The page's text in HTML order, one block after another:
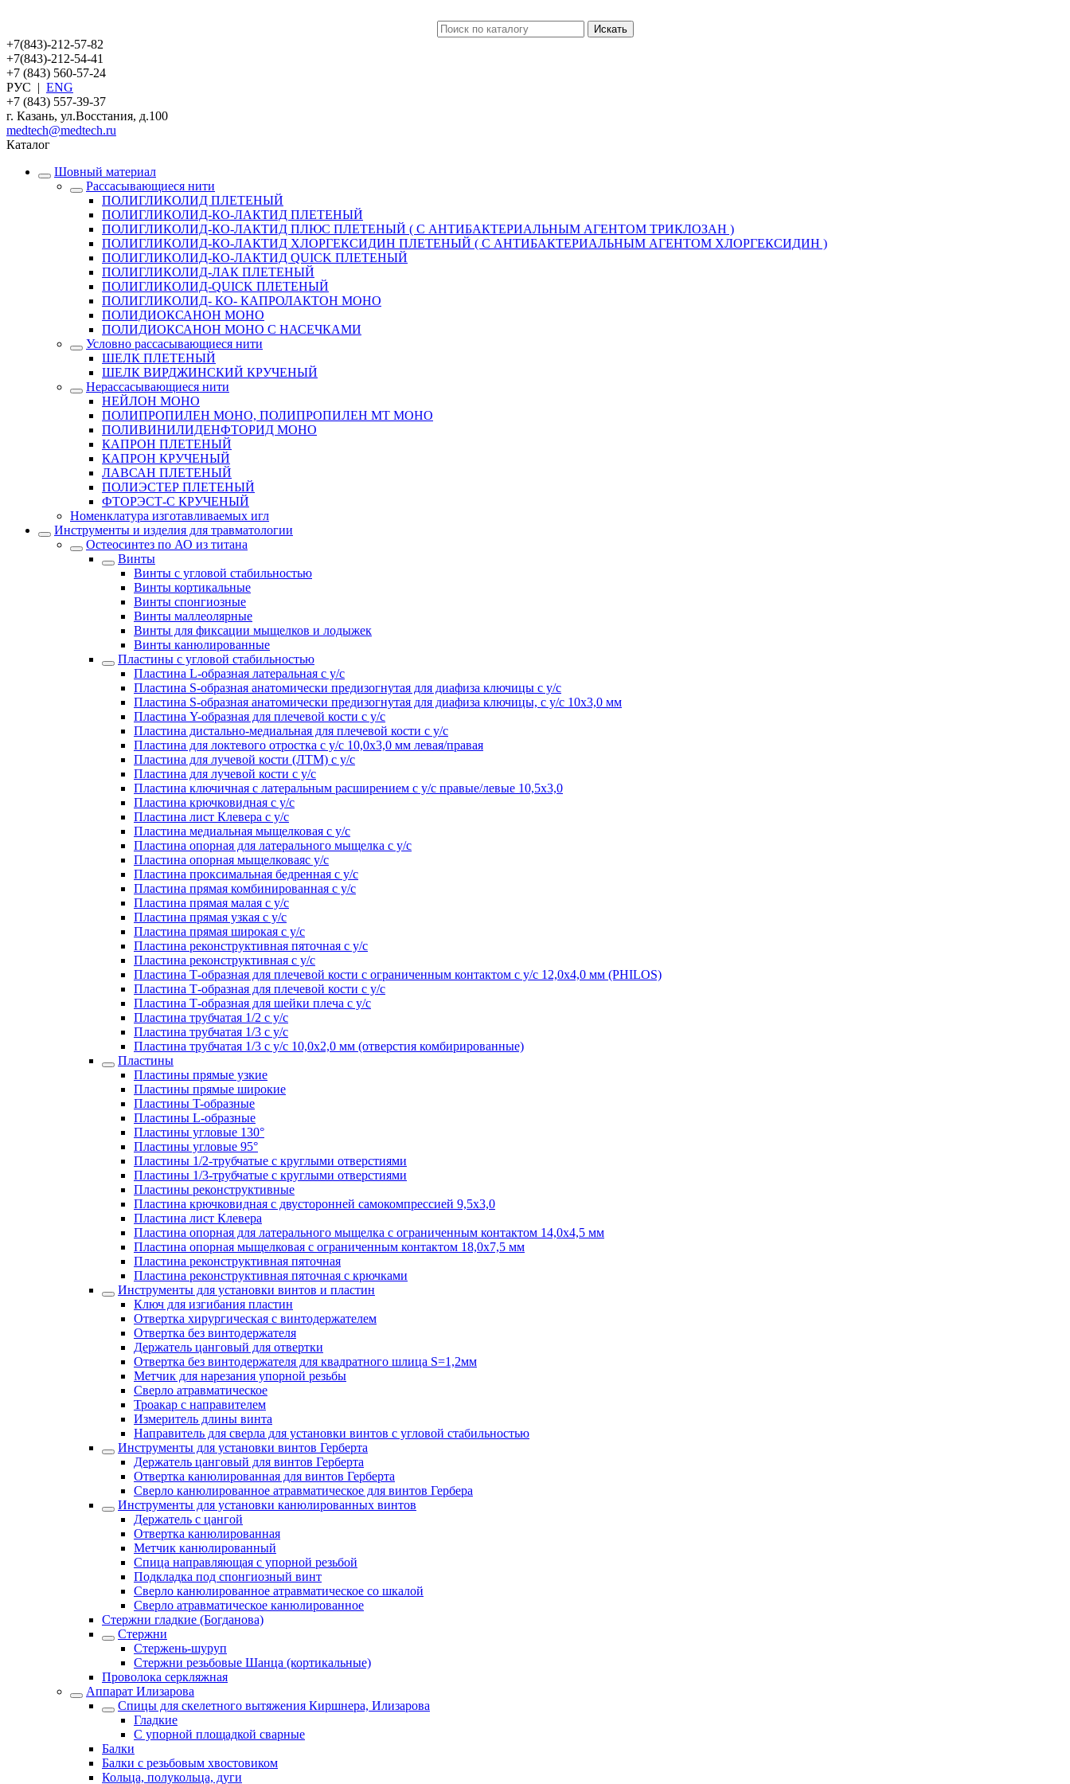
+7(843)-212-57-82
+7(843)-212-54-41
+7 (843) 560-57-24
РУС | ENG
+7 (843) 557-39-37
г. Казань, ул.Восстания, д.100
medtech@medtech.ru
Каталог
Шовный материал
Рассасывающиеся нити
ПОЛИГЛИКОЛИД ПЛЕТЕНЫЙ
ПОЛИГЛИКОЛИД-КО-ЛАКТИД ПЛЕТЕНЫЙ
ПОЛИГЛИКОЛИД-КО-ЛАКТИД ПЛЮС ПЛЕТЕНЫЙ ( С АНТИБАКТЕРИАЛЬНЫМ АГЕНТОМ ТРИКЛОЗАН )
ПОЛИГЛИКОЛИД-КО-ЛАКТИД ХЛОРГЕКСИДИН ПЛЕТЕНЫЙ ( С АНТИБАКТЕРИАЛЬНЫМ АГЕНТОМ ХЛОРГЕКСИДИН )
ПОЛИГЛИКОЛИД-КО-ЛАКТИД QUICK ПЛЕТЕНЫЙ
ПОЛИГЛИКОЛИД-ЛАК ПЛЕТЕНЫЙ
ПОЛИГЛИКОЛИД-QUICK ПЛЕТЕНЫЙ
ПОЛИГЛИКОЛИД- КО- КАПРОЛАКТОН МОНО
ПОЛИДИОКСАНОН МОНО
ПОЛИДИОКСАНОН МОНО С НАСЕЧКАМИ
Условно рассасывающиеся нити
ШЕЛК ПЛЕТЕНЫЙ
ШЕЛК ВИРДЖИНСКИЙ КРУЧЕНЫЙ
Нерассасывающиеся нити
НЕЙЛОН МОНО
ПОЛИПРОПИЛЕН МОНО, ПОЛИПРОПИЛЕН МТ МОНО
ПОЛИВИНИЛИДЕНФТОРИД МОНО
КАПРОН ПЛЕТЕНЫЙ
КАПРОН КРУЧЕНЫЙ
ЛАВСАН ПЛЕТЕНЫЙ
ПОЛИЭСТЕР ПЛЕТЕНЫЙ
ФТОРЭСТ-С КРУЧЕНЫЙ
Номенклатура изготавливаемых игл
Инструменты и изделия для травматологии
Остеосинтез по АО из титана
Винты
Винты с угловой стабильностью
Винты кортикальные
Винты спонгиозные
Винты маллеолярные
Винты для фиксации мыщелков и лодыжек
Винты канюлированные
Пластины с угловой стабильностью
Пластина L-образная латеральная с у/с
Пластина S-образная анатомически предизогнутая для диафиза ключицы с у/с
Пластина S-образная анатомически предизогнутая для диафиза ключицы, с у/с 10х3,0 мм
Пластина Y-образная для плечевой кости с у/с
Пластина дистально-медиальная для плечевой кости с у/с
Пластина для локтевого отростка с у/с 10,0х3,0 мм левая/правая
Пластина для лучевой кости (ЛТМ) с у/с
Пластина для лучевой кости с у/с
Пластина ключичная с латеральным расширением с у/с правые/левые 10,5х3,0
Пластина крючковидная с у/с
Пластина лист Клевера с у/с
Пластина медиальная мыщелковая с у/с
Пластина опорная для латерального мыщелка с у/с
Пластина опорная мыщелковаяс у/с
Пластина проксимальная бедренная с у/с
Пластина прямая комбинированная с у/с
Пластина прямая малая с у/с
Пластина прямая узкая с у/с
Пластина прямая широкая с у/с
Пластина реконструктивная пяточная с у/с
Пластина реконструктивная с у/с
Пластина Т-образная для плечевой кости с ограниченным контактом с у/с 12,0х4,0 мм (PHILOS)
Пластина Т-образная для плечевой кости с у/с
Пластина Т-образная для шейки плеча с у/с
Пластина трубчатая 1/2 с у/с
Пластина трубчатая 1/3 с у/с
Пластина трубчатая 1/3 с у/с 10,0х2,0 мм (отверстия комбирированные)
Пластины
Пластины прямые узкие
Пластины прямые широкие
Пластины T-образные
Пластины L-образные
Пластины угловые 130°
Пластины угловые 95°
Пластины 1/2-трубчатые с круглыми отверстиями
Пластины 1/3-трубчатые с круглыми отверстиями
Пластины реконструктивные
Пластина крючковидная с двусторонней самокомпрессией 9,5x3,0
Пластина лист Клевера
Пластина опорная для латерального мыщелка с ограниченным контактом 14,0x4,5 мм
Пластина опорная мыщелковая с ограниченным контактом 18,0x7,5 мм
Пластина реконструктивная пяточная
Пластина реконструктивная пяточная с крючками
Инструменты для установки винтов и пластин
Ключ для изгибания пластин
Отвертка хирургическая с винтодержателем
Отвертка без винтодержателя
Держатель цанговый для отвертки
Отвертка без винтодержателя для квадратного шлица S=1,2мм
Метчик для нарезания упорной резьбы
Сверло атравматическое
Троакар с направителем
Измеритель длины винта
Направитель для сверла для установки винтов с угловой стабильностью
Инструменты для установки винтов Герберта
Держатель цанговый для винтов Герберта
Отвертка канюлированная для винтов Герберта
Сверло канюлированное атравматическое для винтов Гербера
Инструменты для установки канюлированных винтов
Держатель с цангой
Отвертка канюлированная
Метчик канюлированный
Спица направляющая с упорной резьбой
Подкладка под спонгиозный винт
Сверло канюлированное атравматическое со шкалой
Сверло атравматическое канюлированное
Стержни гладкие (Богданова)
Стержни
Стержень-шуруп
Стержни резьбовые Шанца (кортикальные)
Проволока серкляжная
Аппарат Илизарова
Спицы для cкелетного вытяжения Киршнера, Илизарова
Гладкие
С упорной площадкой сварные
Балки
Балки с резьбовым хвостовиком
Кольца, полукольца, дуги